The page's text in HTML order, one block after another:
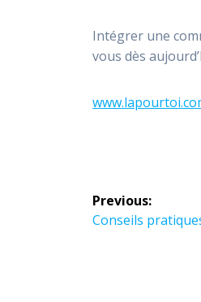
Intégrer une
vous dès
Post
Previous:
Previous
Conseils